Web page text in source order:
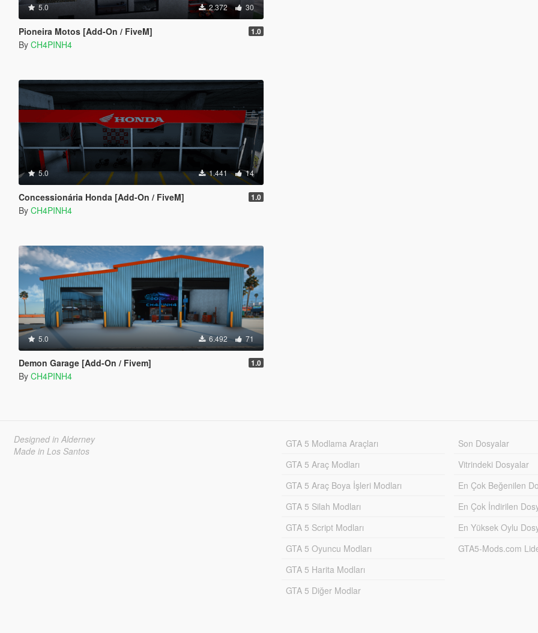
5.0 2.372 30
Pioneira Motos [Add-On / FiveM] 1.0
By CH4PINH4
5.0 1.441 14
Concessionária Honda [Add-On / FiveM] 1.0
By CH4PINH4
5.0 6.492 71
Demon Garage [Add-On / Fivem] 1.0
By CH4PINH4
Designed in Alderney
Made in Los Santos
GTA 5 Modlama Araçları
GTA 5 Araç Modları
GTA 5 Araç Boya İşleri Modları
GTA 5 Silah Modları
GTA 5 Script Modları
GTA 5 Oyuncu Modları
GTA 5 Harita Modları
GTA 5 Diğer Modlar
Son Dosyalar
Vitrindeki Dosyalar
En Çok Beğenilen
En Çok İndirilen
En Yüksek Oylu
GTA5-Mods.com